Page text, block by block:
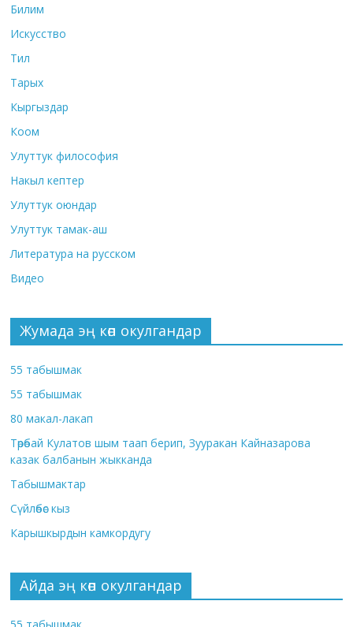
Билим
Искусство
Тил
Тарых
Кыргыздар
Коом
Улуттук философия
Накыл кептер
Улуттук оюндар
Улуттук тамак-аш
Литература на русском
Видео
Жумада эң көп окулгандар
55 табышмак
55 табышмак
80 макал-лакап
Төрөбай Кулатов шым таап берип, Зууракан Кайназарова
казак балбанын жыкканда
Табышмактар
Сүйлөбөс кыз
Карышкырдын камкордугу
Айда эң көп окулгандар
55 табышмак